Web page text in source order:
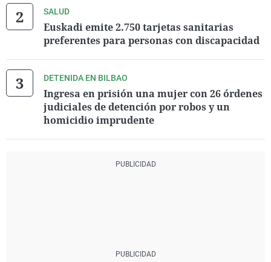
SALUD
Euskadi emite 2.750 tarjetas sanitarias
preferentes para personas con discapacidad
DETENIDA EN BILBAO
Ingresa en prisión una mujer con 26 órdenes
judiciales de detención por robos y un
homicidio imprudente